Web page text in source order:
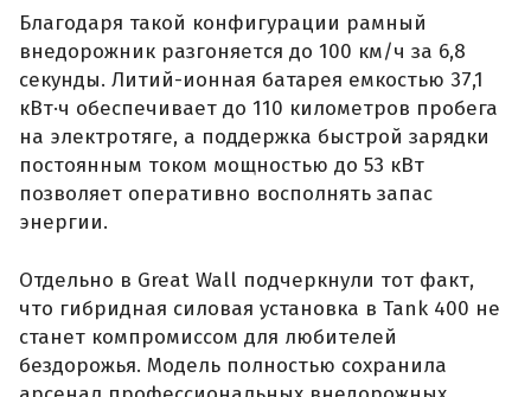
Благодаря такой конфигурации рамный
внедорожник разгоняется до 100 км/ч за 6,8
секунды. Литий-ионная батарея емкостью 37,1
кВт·ч обеспечивает до 110 километров пробега
на электротяге, а поддержка быстрой зарядки
постоянным током мощностью до 53 кВт
позволяет оперативно восполнять запас
энергии.
Отдельно в Great Wall подчеркнули тот факт,
что гибридная силовая установка в Tank 400 не
станет компромиссом для любителей
бездорожья. Модель полностью сохранила